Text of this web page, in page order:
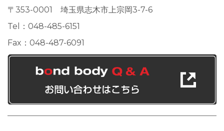
〒353-0001 埼玉県志木市上宗岡3-7-6
Tel：048-485-6151
Fax：048-487-6091